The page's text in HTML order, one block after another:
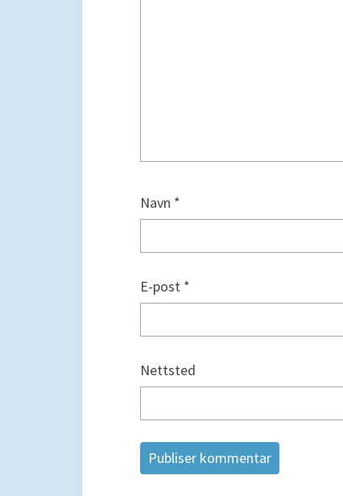
Navn *
E-post *
Nettsted